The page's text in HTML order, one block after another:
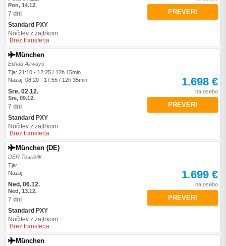
Pon, 14.12.
7 dni
Standard PXY
Nočitev z zajtrkom
Brez transferja
PREVERI
München
Etihad Airways
Tja: 21:10 - 12:25 / 12h 15min
Nazaj: 08:20 - 17:55 / 12h 35min
Sre, 02.12.
Sre, 09.12.
7 dni
Standard PXY
Nočitev z zajtrkom
Brez transferja
1.698 €
na osebo
PREVERI
München (DE)
DER Touristik
Tja:
Nazaj:
Ned, 06.12.
Ned, 13.12.
7 dni
Standard PXY
Nočitev z zajtrkom
Brez transferja
1.699 €
na osebo
PREVERI
München